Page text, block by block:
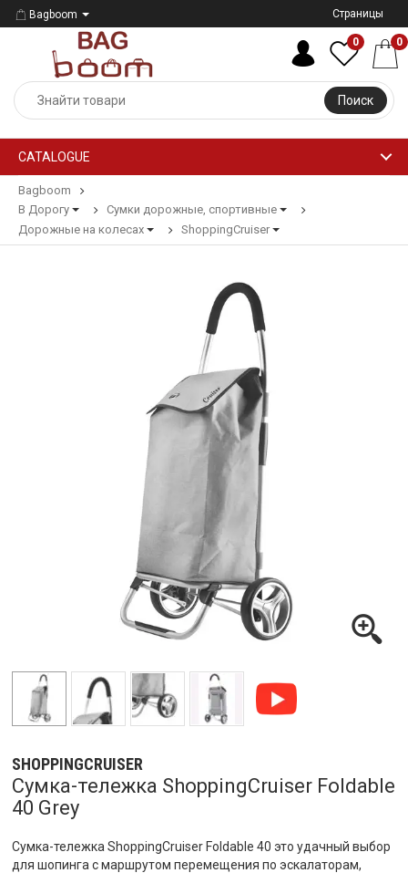
Bagboom Страницы
Поиск
0 0
CATALOGUE
Bagboom
В Дорогу
Сумки дорожные, спортивные
Дорожные на колесах
ShoppingCruiser
SHOPPINGCRUISER
Сумка-тележка ShoppingCruiser Foldable
40 Grey
Сумка-тележка ShoppingCruiser Foldable 40 это удачный выбор
для шопинга с маршрутом перемещения по эскалаторам,